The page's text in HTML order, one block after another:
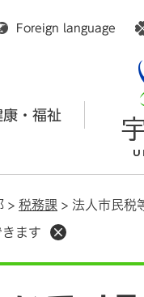
Foreign language
康・福祉
> 税務課 > 法人市民税
ます